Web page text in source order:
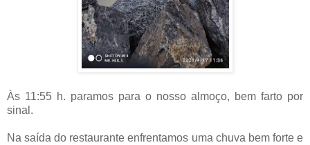
Às 11:55 h. paramos para o nosso almoço, bem farto por
sinal.
Na saída do restaurante enfrentamos uma chuva bem forte e